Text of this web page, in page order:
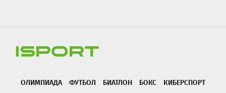
ОЛИМПИАДА ФУТБОЛ БИАТЛОН БОКС
КИБЕРСПОРТ